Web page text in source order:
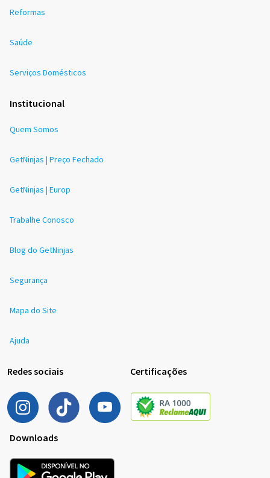
Reformas
Saúde
Serviços Domésticos
Institucional
Quem Somos
GetNinjas | Preço Fechado
GetNinjas | Europ
Trabalhe Conosco
Blog do GetNinjas
Segurança
Mapa do Site
Ajuda
Redes sociais Certificações
Downloads